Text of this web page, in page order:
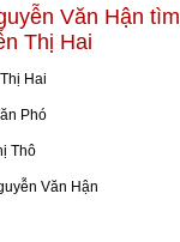
Văn Hận tìm
Thị Hai
Hai
Phó
Thô
Văn Hận